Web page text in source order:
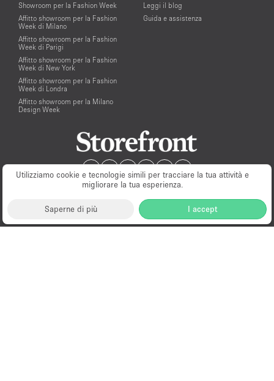
Utilizziamo cookie e tecnologie simili per tracciare la tua attività e
migliorare la tua esperienza.
Saperne di più I accept
Showroom per la Fashion Week
Affitto showroom per la Fashion
Week di Milano
Affitto showroom per la Fashion
Week di Parigi
Affitto showroom per la Fashion
Week di New York
Affitto showroom per la Fashion
Week di Londra
Affitto showroom per la Milano
Design Week
Leggi il blog
Guida e assistenza
Milano